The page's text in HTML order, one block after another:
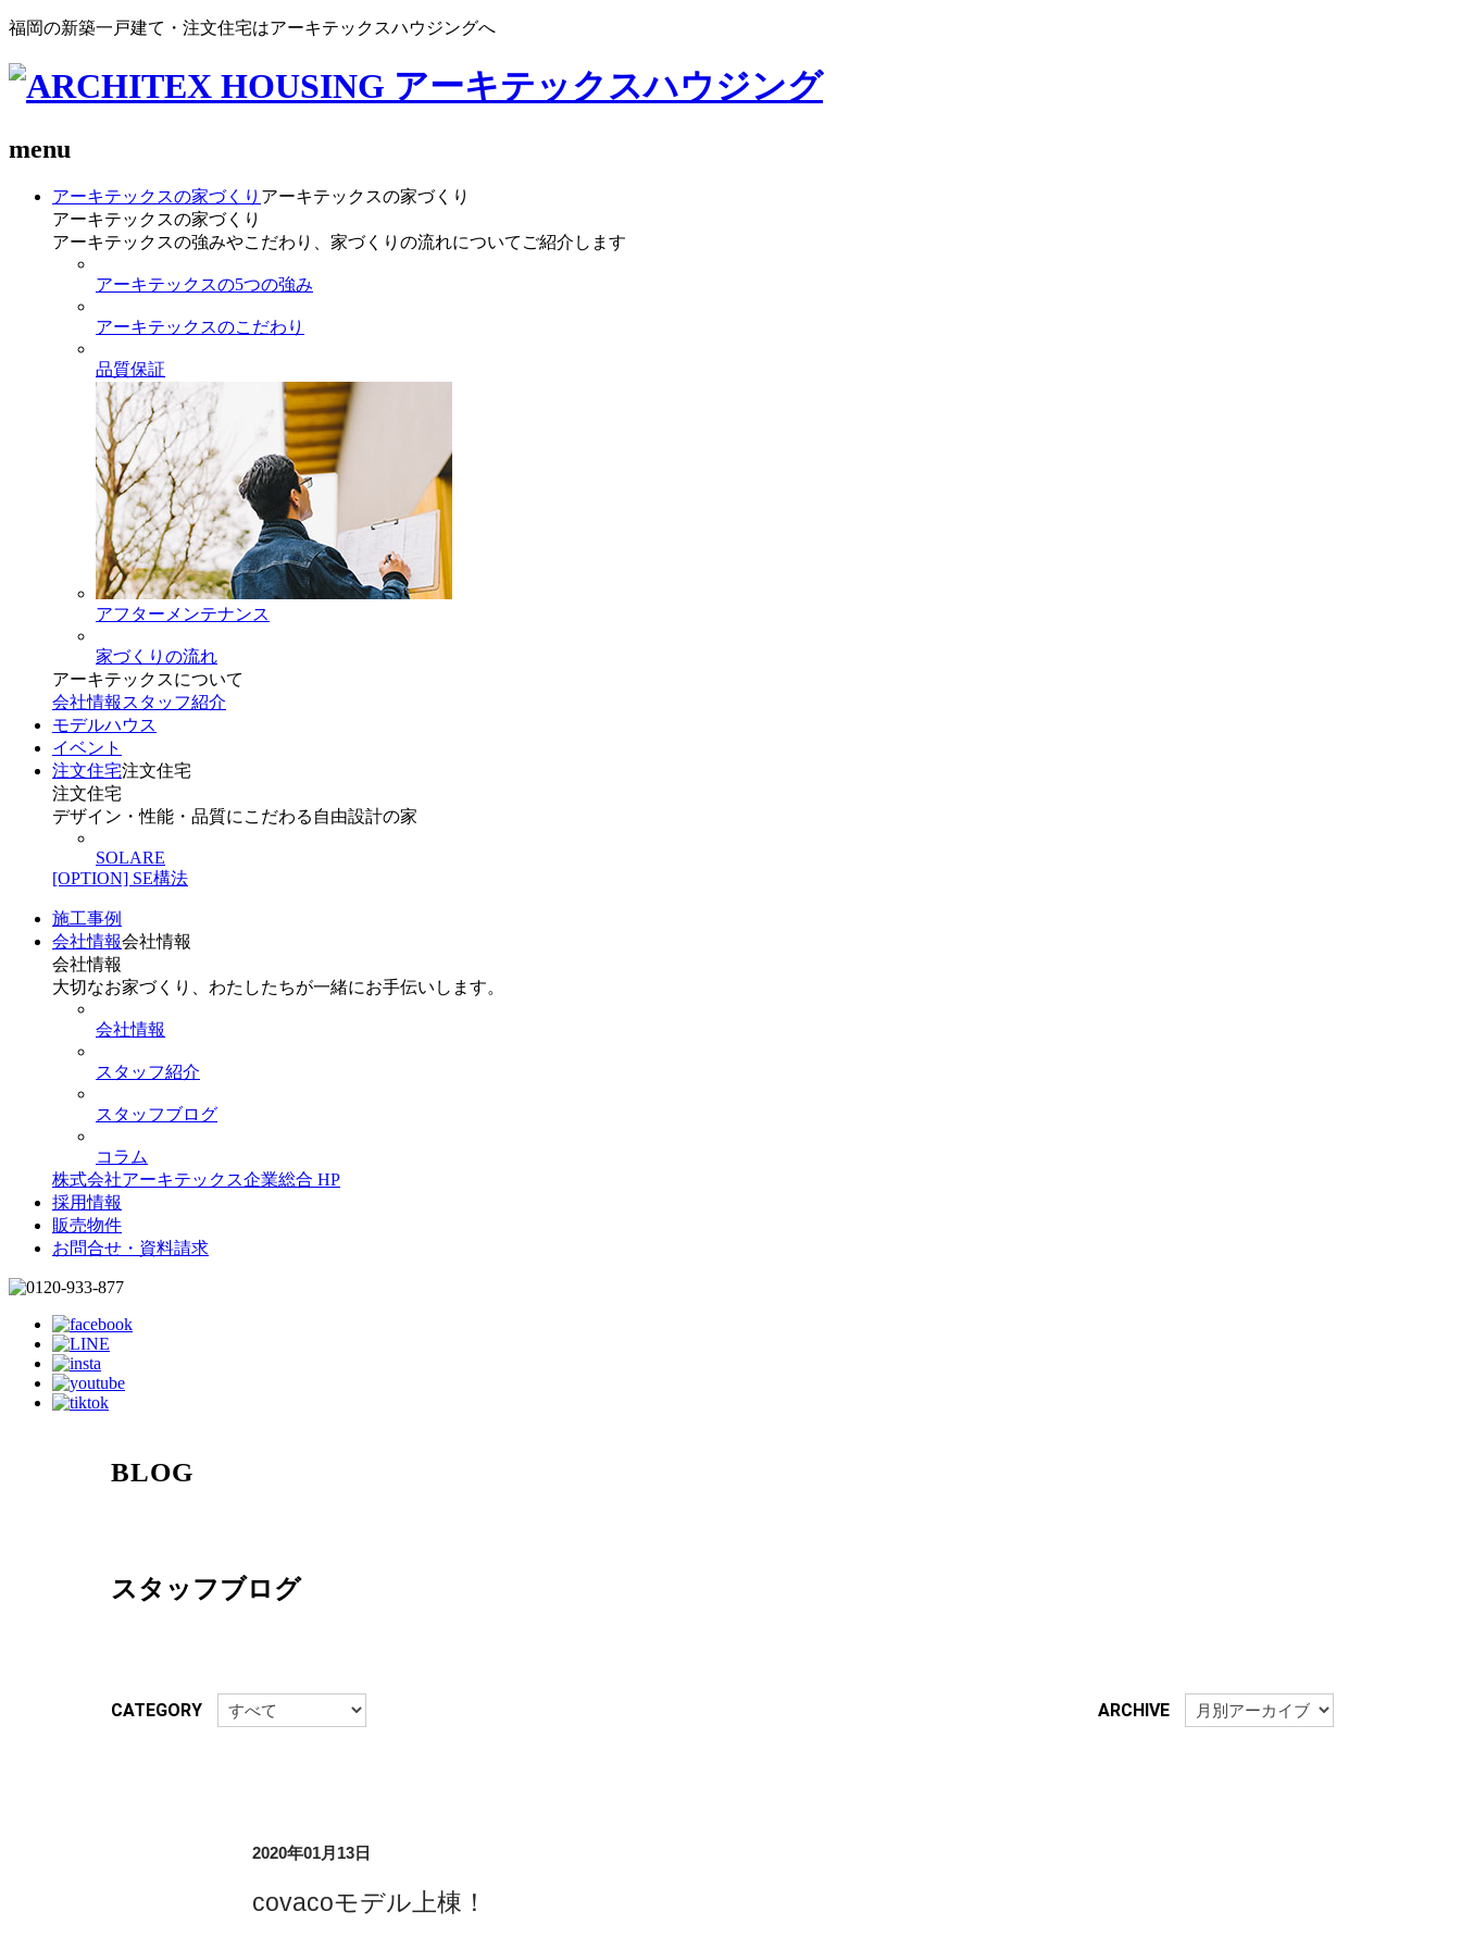
福岡の新築一戸建て・注文住宅はアーキテックスハウジングへ
menu
アーキテックスの家づくり アーキテックスの家づくり
アーキテックスの家づくり
アーキテックスの強みやこだわり、家づくりの流れについてご紹介します
アーキテックスの5つの強み
アーキテックスのこだわり
品質保証
アフターメンテナンス
家づくりの流れ
アーキテックスについて
会社情報 スタッフ紹介
モデルハウス
イベント
注文住宅注文住宅
注文住宅
デザイン・性能・品質にこだわる自由設計の家
SOLARE
[OPTION] SE構法
施工事例
会社情報会社情報
会社情報
大切なお家づくり、わたしたちが一緒にお手伝いします。
会社情報
スタッフ紹介
スタッフブログ
コラム
株式会社アーキテックス企業総合 HP
採用情報
販売物件
お問合せ・資料請求
BLOG
スタッフブログ
CATEGORY ARCHIVE
2020年01月13日
covacoモデル上棟！